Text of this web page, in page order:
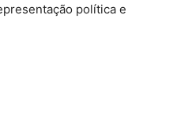
política e